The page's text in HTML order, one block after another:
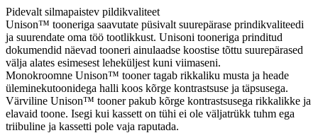
Pidevalt silmapaistev pildikvaliteet
Unison™ tooneriga saavutate püsivalt suurepärase prindikvaliteedi
ja suurendate oma töö tootlikkust. Unisoni tooneriga prinditud
dokumendid näevad tooneri ainulaadse koostise tõttu suurepärased
välja alates esimesest leheküljest kuni viimaseni.
Monokroomne Unison™ tooner tagab rikkaliku musta ja heade
üleminekutoonidega halli koos kõrge kontrastsuse ja täpsusega.
Värviline Unison™ tooner pakub kõrge kontrastsusega rikkalikke ja
elavaid toone. Isegi kui kassett on tühi ei ole väljatrükk tuhm ega
triibuline ja kassetti pole vaja raputada.